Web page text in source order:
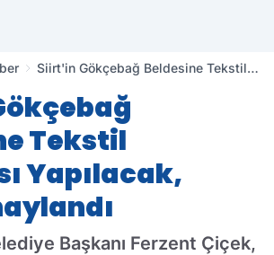
Siirt'in Gökçebağ Beldesine Tekstil
Tekstil
Yapılacak,
Başkanı Ferzent Çiçek,